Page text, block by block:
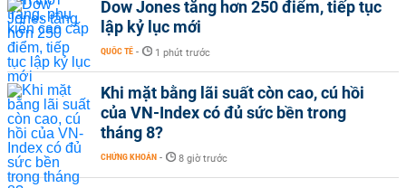
Dow Jones tăng hơn 250 điểm, tiếp tục
lập kỷ lục mới
QUỐC TẾ - 1 phút trước
Khi mặt bằng lãi suất còn cao, cú hồi
của VN-Index có đủ sức bền trong
tháng 8?
CHỨNG KHOÁN - 8 giờ trước